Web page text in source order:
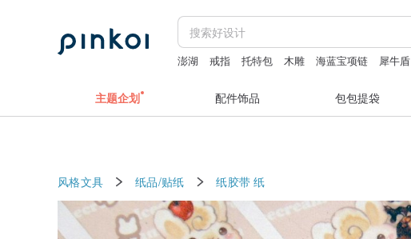
澎湖 戒指 托特包 木雕 海蓝宝项链 犀牛盾
主题企划 配件饰品 包包提袋
风格文具 纸品/贴纸 纸胶带 纸